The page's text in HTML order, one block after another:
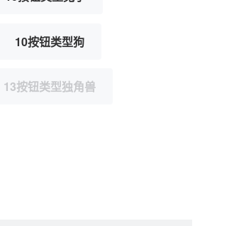
10按钮类型狗
13按钮类型独角兽